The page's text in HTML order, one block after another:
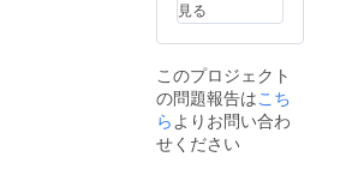
見る
このプロジェクト
の問題報告はこち
ら よりお問い合わ
せください